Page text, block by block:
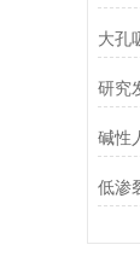
大孔
研究
碱性
低渗